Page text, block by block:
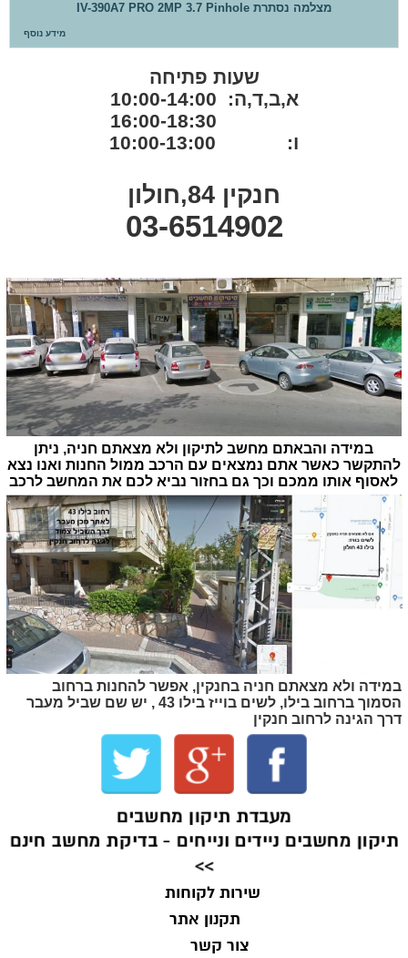
מצלמה נסתרת IV-390A7 PRO 2MP 3.7 Pinhole
מידע נוסף
צור קשר
תקנון אתר
שירות לקוחות
מעבדת תיקון מחשבים
תיקון מחשבים ניידים ונייחים - בדיקת מחשב חינם
>>
במידה והבאתם מחשב לתיקון ולא מצאתם חניה, ניתן
להתקשר כאשר אתם נמצאים עם הרכב ממול החנות ואנו נצא
לאסוף אותו ממכם וכך גם בחזור נביא לכם את המחשב לרכב
במידה ולא מצאתם חניה בחנקין, אפשר להחנות ברחוב
הסמוך ברחוב בילו, לשים בוייז בילו 43 , יש שם שביל מעבר
דרך הגינה לרחוב חנקין
שעות פתיחה
א,ב,ד,ה: 10:00-14:00
ו: 10:00-13:00
חנקין 84,חולון
03-6514902